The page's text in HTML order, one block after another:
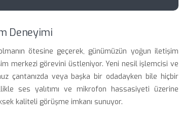
Deneyimi
ötesine geçerek, günümüzün yoğun iletişim
merkezi görevini üstleniyor. Yeni nesil işlemcisi ve
çantanızda veya başka bir odadayken bile hiçbir
ses yalıtımı ve mikrofon hassasiyeti üzerine
kaliteli görüşme imkanı sunuyor.